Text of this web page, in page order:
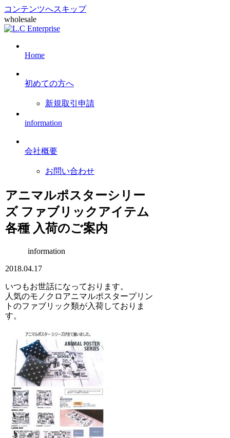
コンテンツへスキップ
wholesale
Home
初めての方へ
新規取引申請
information
会社概要
お問い合わせ
アニマルポスターシリー
ズ ファブリックアイテム
各種 入荷のご案内
information
2018.04.17
いつもお世話になっております。
人気のモノクロアニマルポスタープリン
トのファブリック類が入荷しておりま
す。